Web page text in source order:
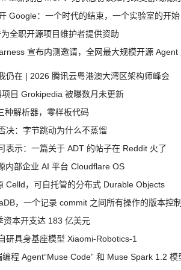
Google：一个时代的结束，一个实验室的开始
全职开源项目维护者提供资助
宣布内测邀请，全网最大规模开源 Agent
仍在 | 2026 腾讯云粤港澳大湾区架构师峰会
目 Grokipedia 被曝数月未更新
种解析器，零样板代码
决：字节跳动为什么不蒸馏
表示：一篇关于 ADT 的帖子在 Reddit 火了
内部企业 AI 平台 Cloudflare OS
Celld，可自托管的分布式 Durable Objects
，一个记录 commit 之间所有操作的版本控
资本开支达 183 亿美元
研具身基座模型 Xiaomi-Robotics-1
程 Agent“Muse Code” 和 Muse Spark 1.2 模